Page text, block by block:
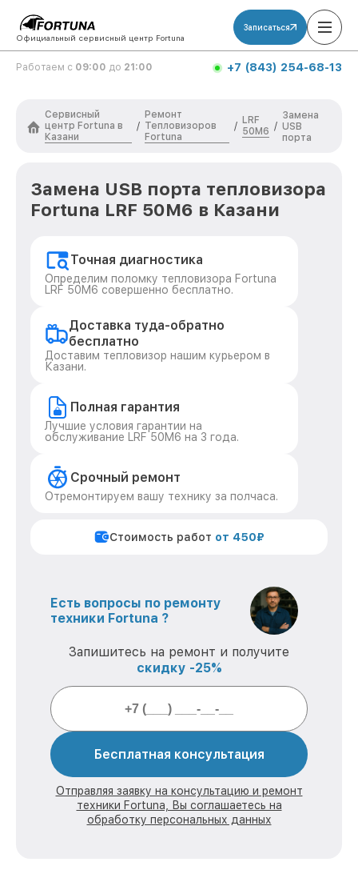
Официальный сервисный центр Fortuna
Записаться
Работаем с 09:00 до 21:00 +7 (843) 254-68-13
Сервисный
центр Fortuna в
Казани
/
Ремонт
Тепловизоров
Fortuna
/
LRF
50M6 /
Замена
USB
порта
Замена USB порта тепловизора
Fortuna LRF 50M6 в Казани
Точная диагностика
Определим поломку тепловизора Fortuna
LRF 50M6 совершенно бесплатно.
Доставка туда-обратно
бесплатно
Доставим тепловизор нашим курьером в
Казани.
Полная гарантия
Лучшие условия гарантии на
обслуживание LRF 50M6 на 3 года.
Срочный ремонт
Отремонтируем вашу технику за полчаса.
Стоимость работ от 450₽
Есть вопросы по ремонту
техники Fortuna ?
Запишитесь на ремонт и получите
скидку -25%
Бесплатная консультация
Отправляя заявку на консультацию и ремонт
техники Fortuna, Вы соглашаетесь на
обработку персональных данных